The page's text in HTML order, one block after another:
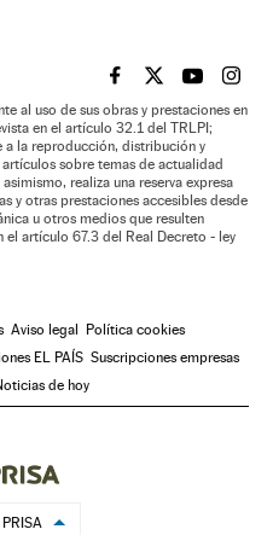
EL PAÍS BRASIL EN
EL PAÍSEL PAÍS
EL
al uso de sus obras y prestaciones en
en el artículo 32.1 del TRLPI;
a la reproducción, distribución y
sobre temas de actualidad
realiza una reserva expresa
y otras prestaciones accesibles desde
u otros medios que resulten
artículo 67.3 del Real Decreto - ley
Aviso legal Política cookies
EL PAÍS Suscripciones empresas
de hoy